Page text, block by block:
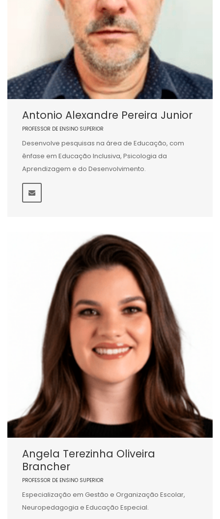
Antonio Alexandre Pereira Junior
PROFESSOR DE ENSINO SUPERIOR
Desenvolve pesquisas na área de Educação, com
ênfase em Educação Inclusiva, Psicologia da
Aprendizagem e do Desenvolvimento.
Angela Terezinha Oliveira
Brancher
PROFESSOR DE ENSINO SUPERIOR
Especialização em Gestão e Organização Escolar,
Neuropedagogia e Educação Especial.